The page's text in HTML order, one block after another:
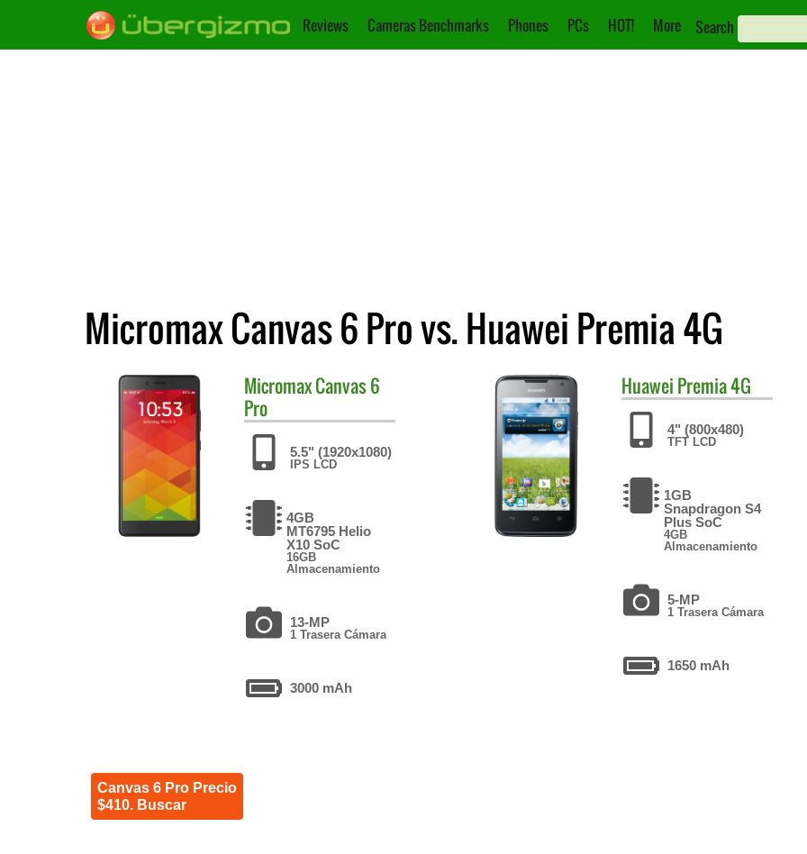
Reviews Cameras Benchmarks Phones PCs HOT! More Search
Micromax Canvas 6 Pro vs. Huawei Premia 4G
MicromaxCanvas 6
Pro
5.5" (1920x1080)
IPS LCD
4GB
MT6795 Helio
X10 SoC
16GB
Almacenamiento
13-MP
1 Trasera Cámara
3000 mAh
Canvas 6 Pro Precio
$410. Buscar
Huawei Premia 4G
4" (800x480)
TFT LCD
1GB
Snapdragon S4
Plus SoC
4GB
Almacenamiento
5-MP
1 Trasera Cámara
1650 mAh